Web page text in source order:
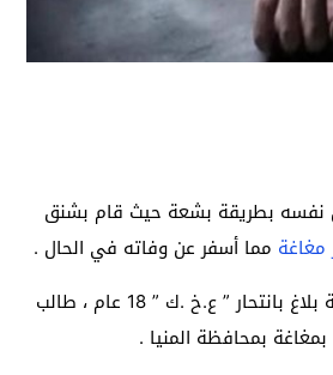
بطريقة بشعة حيث قام بشنق
مغاغة مما أسفر عن وفاته في الحال .
حيث ورد الأجهزة الأمنية بلاغ بانتحار ” ع.خ .ك ” 18 عام ، طالب
بمغاغة بمحافظة المنيا .